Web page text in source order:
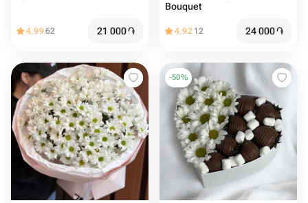
4.9962 21 000֏
Bouquet
4.92 12 24 000֏
-50%